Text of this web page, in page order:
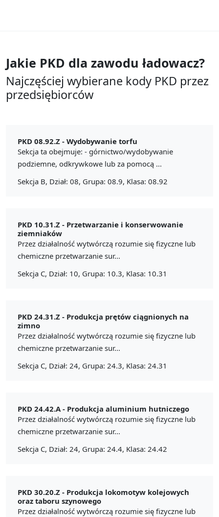
Jakie PKD dla zawodu ładowacz?
Najczęściej wybierane kody PKD przez
przedsiębiorców
PKD 08.92.Z - Wydobywanie torfu
Sekcja ta obejmuje: - górnictwo/wydobywanie
podziemne, odkrywkowe lub za pomocą ...
Sekcja B, Dział: 08, Grupa: 08.9, Klasa: 08.92
PKD 10.31.Z - Przetwarzanie i konserwowanie
ziemniaków
Przez działalność wytwórczą rozumie się fizyczne lub
chemiczne przetwarzanie sur...
Sekcja C, Dział: 10, Grupa: 10.3, Klasa: 10.31
PKD 24.31.Z - Produkcja prętów ciągnionych na
zimno
Przez działalność wytwórczą rozumie się fizyczne lub
chemiczne przetwarzanie sur...
Sekcja C, Dział: 24, Grupa: 24.3, Klasa: 24.31
PKD 24.42.A - Produkcja aluminium hutniczego
Przez działalność wytwórczą rozumie się fizyczne lub
chemiczne przetwarzanie sur...
Sekcja C, Dział: 24, Grupa: 24.4, Klasa: 24.42
PKD 30.20.Z - Produkcja lokomotyw kolejowych
oraz taboru szynowego
Przez działalność wytwórczą rozumie się fizyczne lub